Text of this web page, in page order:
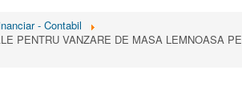
- Contabil
PENTRU VANZARE DE MASA LEMNOASA PE